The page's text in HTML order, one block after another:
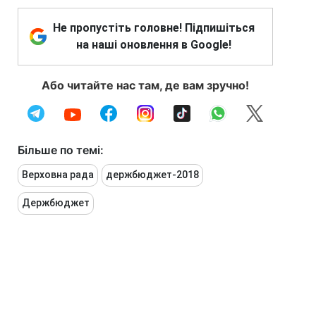
Не пропустіть головне! Підпишіться
на наші оновлення в Google!
Або читайте нас там, де вам зручно!
Більше по темі:
Верховна рада держбюджет-2018
Держбюджет